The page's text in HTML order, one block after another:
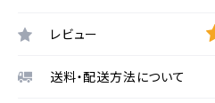
レビュー
送料・配送方法について